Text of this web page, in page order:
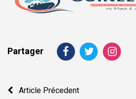
Partager
Navigation
Article Précedent